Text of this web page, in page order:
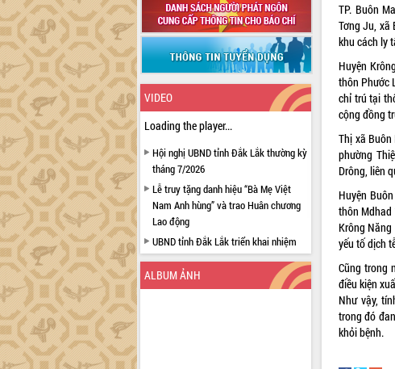
VIDEO
Loading the player...
Hội nghị UBND tỉnh Đắk Lắk thường kỳ
tháng 7/2026
Lễ truy tặng danh hiệu “Bà Mẹ Việt
Nam Anh hùng” và trao Huân chương
Lao động
UBND tỉnh Đắk Lắk triển khai nhiệm
vụ 6 tháng cuối năm 2026
Kỳ họp thứ Hai, Hội đồng nhân dân
tỉnh khóa XI quyết nghị nhiều nội dung
ALBUM ẢNH
TP. Buôn
Tơng Ju, xã
khu cách ly
Huyện
thôn Phước
chỉ trú tại
cộng đồng
Thị xã
phường
Drông, liên
Huyện
thôn Mdhad
Krông
yếu tố dịch
Cũng trong
điều kiện
Như vậy,
trong đó
khỏi bệnh.